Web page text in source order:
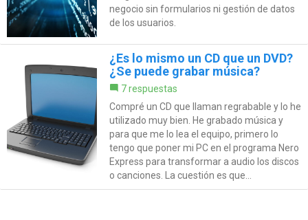
negocio sin formularios ni gestión de datos
de los usuarios.
¿Es lo mismo un CD que un DVD?
¿Se puede grabar música?
7 respuestas
Compré un CD que llaman regrabable y lo he
utilizado muy bien. He grabado música y
para que me lo lea el equipo, primero lo
tengo que poner mi PC en el programa Nero
Express para transformar a audio los discos
o canciones. La cuestión es que...